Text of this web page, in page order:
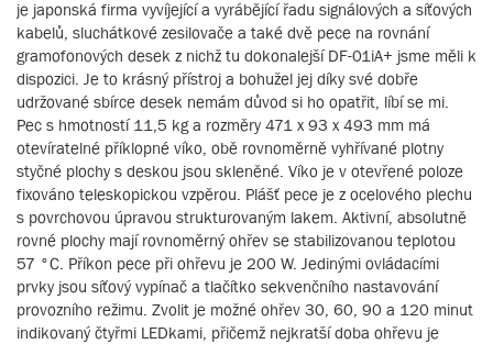
je japonská firma vyvíjející a vyrábějící řadu signálových a síťových
kabelů, sluchátkové zesilovače a také dvě pece na rovnání
gramofonových desek z nichž tu dokonalejší DF-01iA+ jsme měli k
dispozici. Je to krásný přístroj a bohužel jej díky své dobře
udržované sbírce desek nemám důvod si ho opatřit, líbí se mi.
Pec s hmotností 11,5 kg a rozměry 471 x 93 x 493 mm má
otevíratelné příklopné víko, obě rovnoměrně vyhřívané plotny
styčné plochy s deskou jsou skleněné. Víko je v otevřené poloze
fixováno teleskopickou vzpěrou. Plášť pece je z ocelového plechu
s povrchovou úpravou strukturovaným lakem. Aktivní, absolutně
rovné plochy mají rovnoměrný ohřev se stabilizovanou teplotou
57 °C. Příkon pece při ohřevu je 200 W. Jedinými ovládacími
prvky jsou síťový vypínač a tlačítko sekvenčního nastavování
provozního režimu. Zvolit je možné ohřev 30, 60, 90 a 120 minut
indikovaný čtyřmi LEDkami, přičemž nejkratší doba ohřevu je